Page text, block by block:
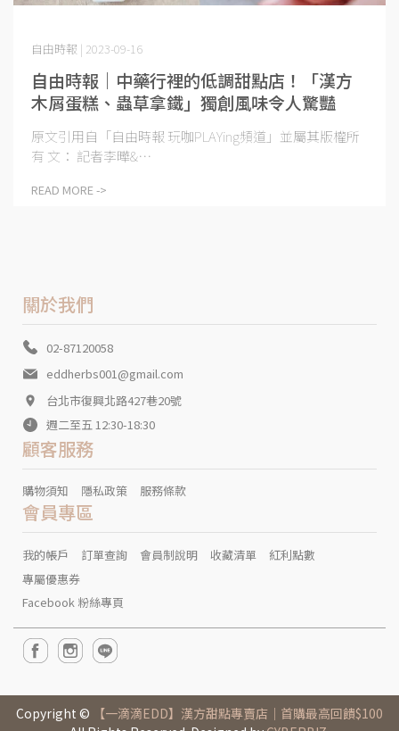
自由時報｜中藥行裡的低調甜點店！「漢方
木屑蛋糕、蟲草拿鐵」獨創風味令人驚豔
自由時報 | 2023-09-16
原文引用自「自由時報 玩咖PLAYing頻道」並屬其版權所
有 文： 記者李曄&⋯
READ MORE ->
關於我們
02-87120058
eddherbs001@gmail.com
台北市復興北路427巷20號
週二至五 12:30-18:30
顧客服務
購物須知 隱私政策 服務條款
會員專區
我的帳戶 訂單查詢 會員制說明 收藏清單
紅利點數
專屬優惠券
Facebook 粉絲專頁
Copyright ©
【一滴滴EDD】漢方甜點專賣店｜首購最高回饋$100